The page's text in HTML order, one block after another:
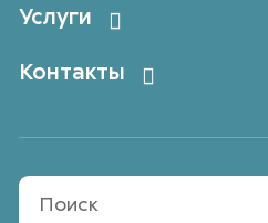
Услуги
Контакты
Поиск